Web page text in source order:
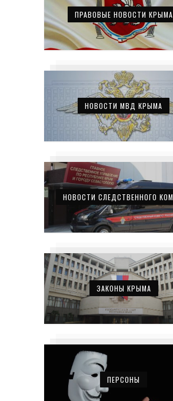
ПРАВОВЫЕ НОВОСТИ КРЫМА
НОВОСТИ МВД КРЫМА
ЗАКОНЫ КРЫМА
ПЕРСОНЫ